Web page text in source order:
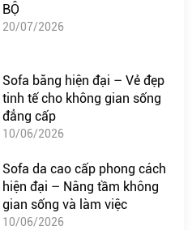
BỘ
20/07/2026
Sofa băng hiện đại – Vẻ đẹp
tinh tế cho không gian sống
đẳng cấp
10/06/2026
Sofa da cao cấp phong cách
hiện đại – Nâng tầm không
gian sống và làm việc
10/06/2026